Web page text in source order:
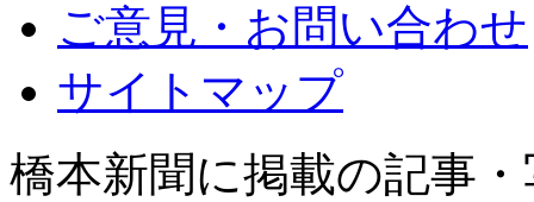
ご意見・お問い合わせ
サイトマップ
橋本新聞に掲載の記事